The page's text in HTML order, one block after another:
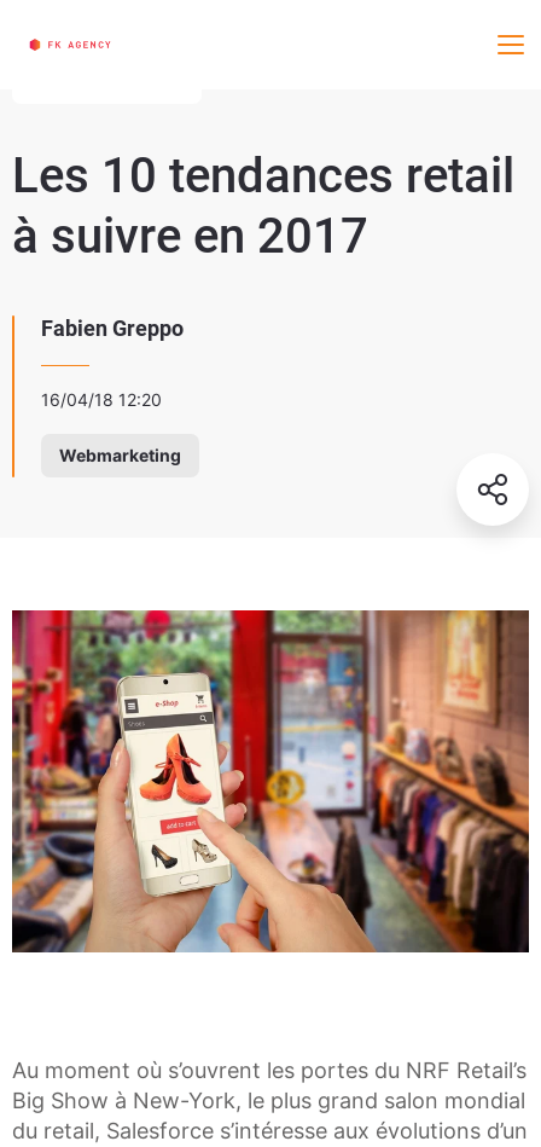
Les 10 tendances retail
à suivre en 2017
Fabien Greppo
16/04/18 12:20
Webmarketing
Au moment où s’ouvrent les portes du NRF Retail’s
Big Show à New-York, le plus grand salon mondial
du retail, Salesforce s’intéresse aux évolutions d’un